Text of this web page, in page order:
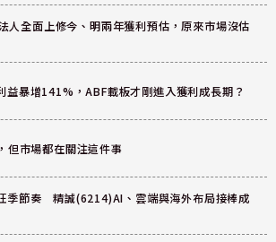
人全面上修今、明兩年獲利預估，原來市場沒估
益暴增141%，ABF載板才剛進入獲利成長期？
但市場都在關注這件事
季節奏 精誠(6214)AI、雲端與海外布局接棒成